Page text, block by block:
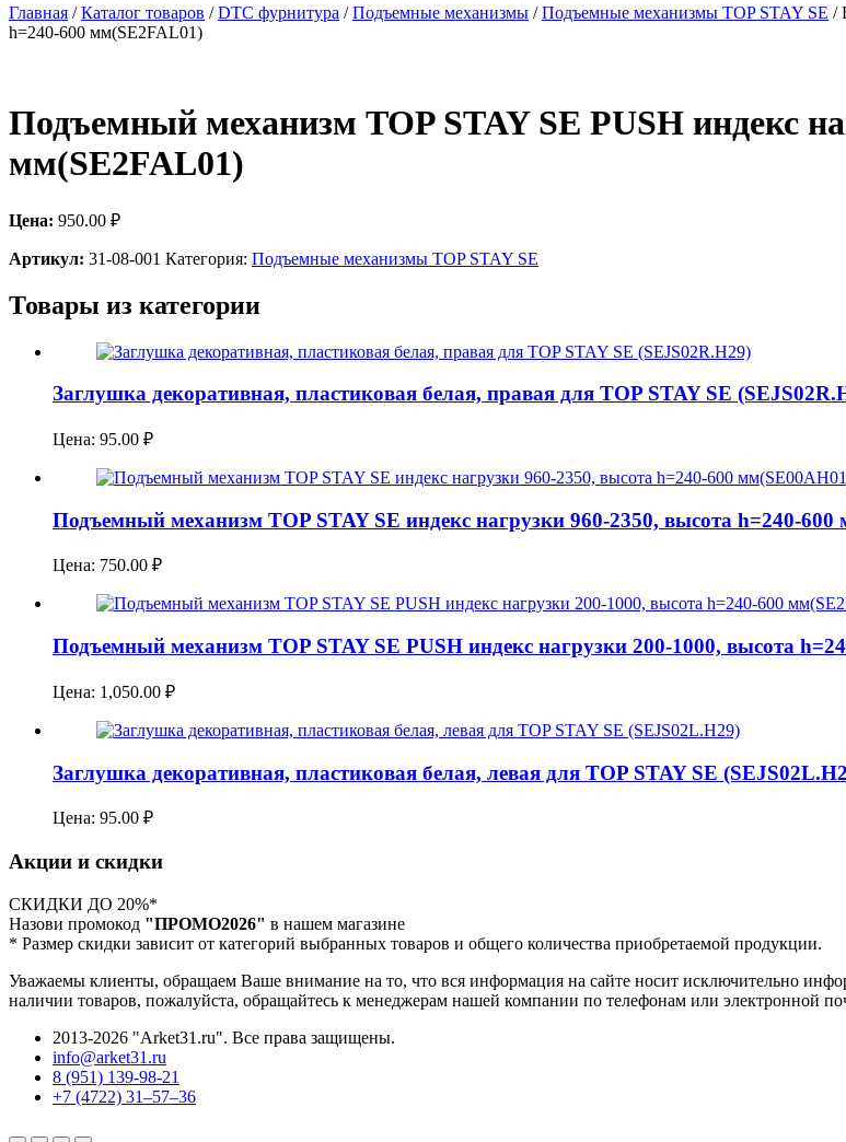
Главная /Каталог товаров /DTC фурнитура /Подъемные механизмы /Подъемные механизмы TOP STAY SE /
h=240-600 мм(SE2FAL01)
Подъемный механизм TOP STAY SE PUSH индекс
мм(SE2FAL01)
Цена: 950.00 ₽
Артикул: 31-08-001 Категория: Подъемные механизмы TOP STAY SE
Товары из категории
Заглушка декоративная, пластиковая белая, правая для TOP STAY SE
Цена: 95.00 ₽
Подъемный механизм TOP STAY SE индекс нагрузки 960-2350, высота h=240-
Цена: 750.00 ₽
Подъемный механизм TOP STAY SE PUSH индекс нагрузки 200-1000, высота
Цена: 1,050.00 ₽
Заглушка декоративная, пластиковая белая, левая для TOP STAY SE
Цена: 95.00 ₽
Акции и скидки
СКИДКИ ДО 20%*
Назови промокод "ПРОМО2026" в нашем магазине
* Размер скидки зависит от категорий выбранных товаров и общего количества приобретаемой продукции.
Уважаемы клиенты, обращаем Ваше внимание на то, что вся информация на сайте носит исключительно
наличии товаров, пожалуйста, обращайтесь к менеджерам нашей компании по телефонам или электронной
2013-2026 "Arket31.ru". Все права защищены.
info@arket31.ru
8 (951) 139-98-21
+7 (4722) 31‒57‒36